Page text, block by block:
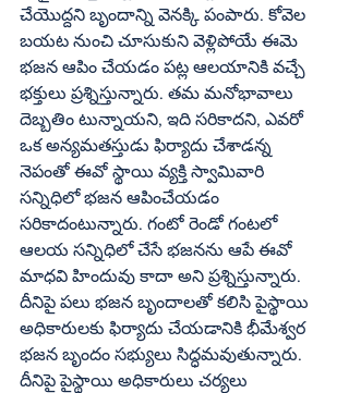
చేయొద్దని బృందాన్ని వెనక్కి పంపారు. కోవెల
బయట నుంచి చూసుకుని వెళ్లిపోయే ఈమె
భజన ఆపిం చేయడం పట్ల ఆలయానికి వచ్చే
భక్తులు ప్రశ్నిస్తున్నారు. తమ మనోభావాలు
దెబ్బతిం టున్నాయని, ఇది సరికాదని, ఎవరో
ఒక అన్యమతస్తుడు ఫిర్యాదు చేశాడన్న
నెపంతో ఈవో స్థాయి వ్యక్తి స్వామివారి
సన్నిధిలో భజన ఆపించేయడం
సరికాదంటున్నారు. గంటో రెండో గంటలో
ఆలయ సన్నిధిలో చేసే భజనను ఆపే ఈవో
మాధవి హిందువు కాదా అని ప్రశ్నిస్తున్నారు.
దీనిపై పలు భజన బృందాలతో కలిసి పైస్థాయి
అధికారులకు ఫిర్యాదు చేయడానికి భీమేశ్వర
భజన బృందం సభ్యులు సిద్ధమవుతున్నారు.
దీనిపై పైస్థాయి అధికారులు చర్యలు